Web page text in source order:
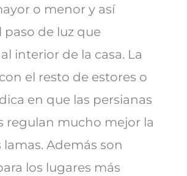
o menor y así
paso de luz que
interior de la casa. La
el resto de estores o
en que las persianas
regulan mucho mejor la
lamas. Además son
los lugares más